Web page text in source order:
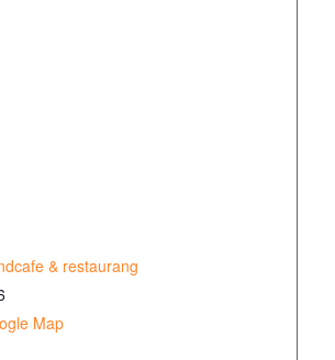
& restaurang
Map